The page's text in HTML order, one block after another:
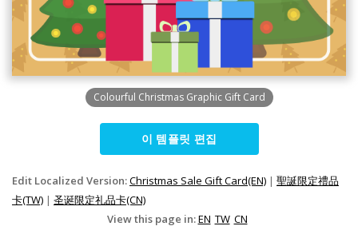
Colourful Christmas Graphic Gift Card
이 템플릿 편집
Edit Localized Version:Christmas Sale Gift Card(EN) | 聖誕限定禮品
卡(TW) | 圣诞限定礼品卡(CN)
View this page in:EN TW CN